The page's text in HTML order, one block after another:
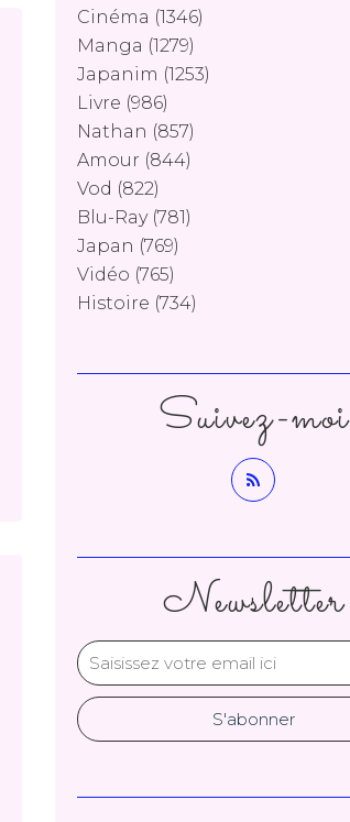
Newsletter
Cinéma (1346)
Manga (1279)
Japanim (1253)
Livre (986)
Nathan (857)
Amour (844)
Vod (822)
Blu-Ray(781)
Japan (769)
Vidéo (765)
Histoire (734)
Suivez-moi